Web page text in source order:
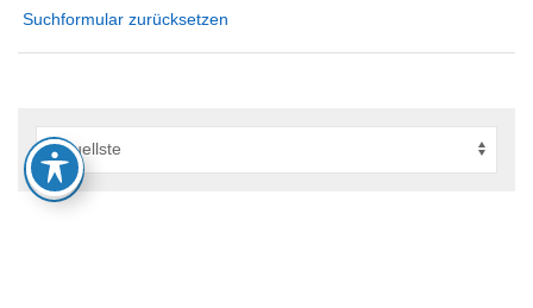
Suchformular zurücksetzen